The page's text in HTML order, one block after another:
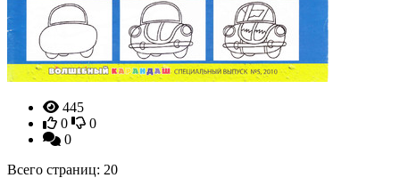
445
0
0
0
Всего страниц: 20